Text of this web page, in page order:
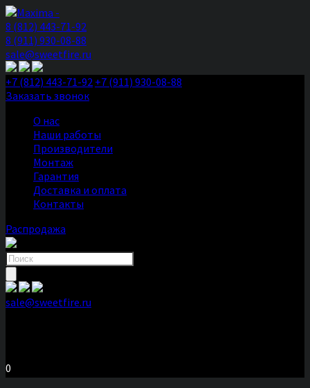
8 (812) 443-71-92
8 (911) 930-08-88
sale@sweetfire.ru
+7 (812) 443-71-92 +7 (911) 930-08-88
Заказать звонок
О нас
Наши работы
Производители
Монтаж
Гарантия
Доставка и оплата
Контакты
Распродажа
Поиск
товаров
sale@sweetfire.ru
0